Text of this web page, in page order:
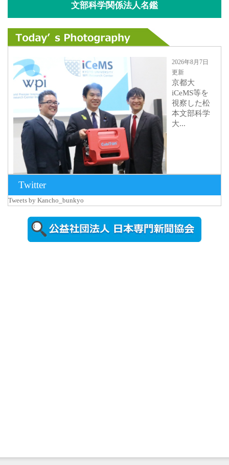
文部科学関係法人名鑑
2026年8月7日
更新
京都大
iCeMS等を
視察した松
本文部科学
大...
2026年8月5日
更新
農工大で大
Twitter
Tweets by Kancho_bunkyo